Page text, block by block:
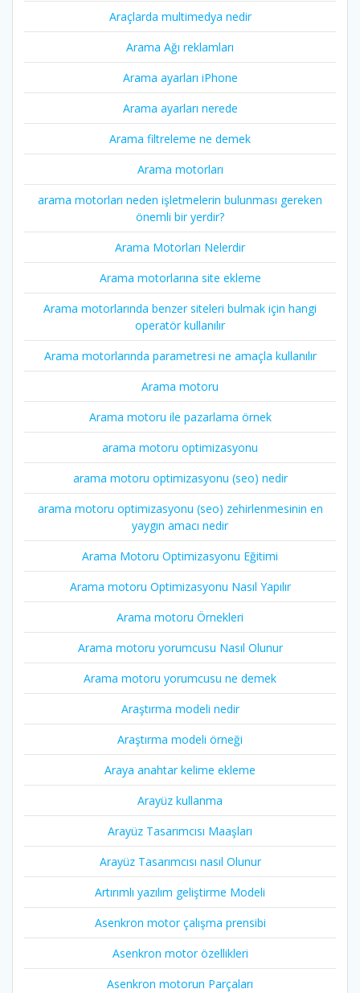
Araçlarda multimedya nedir
Arama Ağı reklamları
Arama ayarları iPhone
Arama ayarları nerede
Arama filtreleme ne demek
Arama motorları
arama motorları neden işletmelerin bulunması gereken
önemli bir yerdir?
Arama Motorları Nelerdir
Arama motorlarına site ekleme
Arama motorlarında benzer siteleri bulmak için hangi
operatör kullanılır
Arama motorlarında parametresi ne amaçla kullanılır
Arama motoru
Arama motoru ile pazarlama örnek
arama motoru optimizasyonu
arama motoru optimizasyonu (seo) nedir
arama motoru optimizasyonu (seo) zehirlenmesinin en
yaygın amacı nedir
Arama Motoru Optimizasyonu Eğitimi
Arama motoru Optimizasyonu Nasıl Yapılır
Arama motoru Örnekleri
Arama motoru yorumcusu Nasıl Olunur
Arama motoru yorumcusu ne demek
Araştırma modeli nedir
Araştırma modeli örneği
Araya anahtar kelime ekleme
Arayüz kullanma
Arayüz Tasarımcısı Maaşları
Arayüz Tasarımcısı nasıl Olunur
Artırımlı yazılım geliştirme Modeli
Asenkron motor çalışma prensibi
Asenkron motor özellikleri
Asenkron motorun Parçaları